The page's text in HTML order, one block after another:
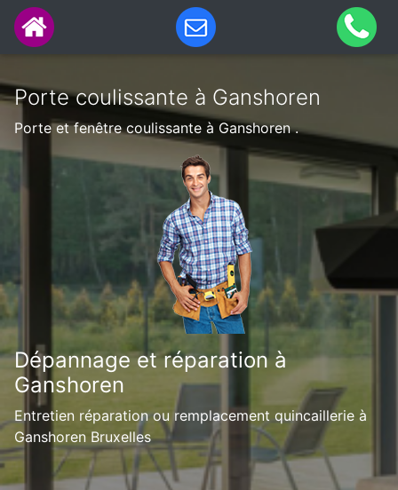
Porte coulissante à Ganshoren
Porte et fenêtre coulissante à Ganshoren .
Dépannage et réparation à
Ganshoren
Entretien réparation ou remplacement quincaillerie à
Ganshoren Bruxelles